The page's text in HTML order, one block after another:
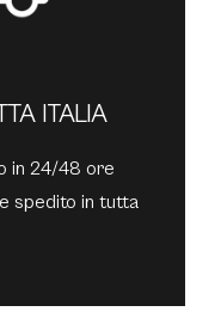
ITALIA
in 24/48 ore
spedito in tutta